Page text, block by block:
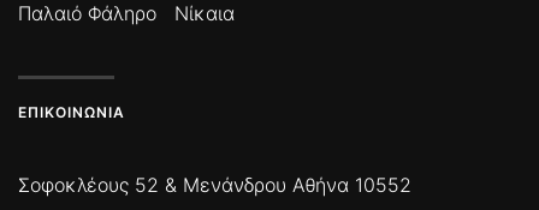
Παλαιό Φάληρο
Νίκαια
ΕΠΙΚΟΙΝΩΝΊΑ
Σοφοκλέους 52 & Μενάνδρου Αθήνα 10552